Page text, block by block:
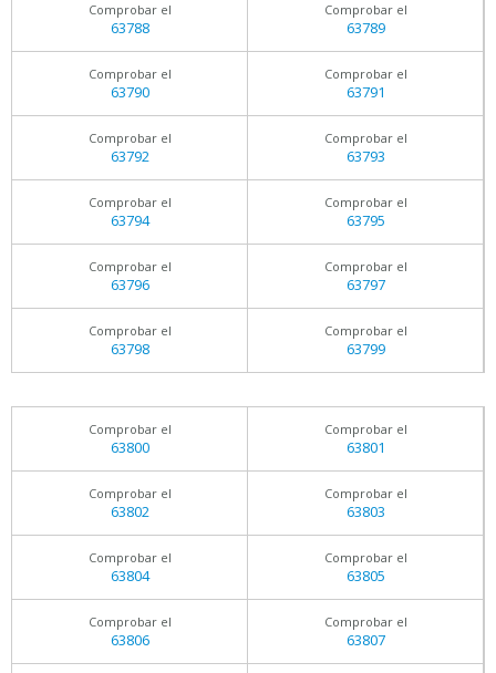
Comprobar el
63788
Comprobar el
63789
Comprobar el
63790
Comprobar el
63791
Comprobar el
63792
Comprobar el
63793
Comprobar el
63794
Comprobar el
63795
Comprobar el
63796
Comprobar el
63797
Comprobar el
63798
Comprobar el
63799
Comprobar el
63800
Comprobar el
63801
Comprobar el
63802
Comprobar el
63803
Comprobar el
63804
Comprobar el
63805
Comprobar el
63806
Comprobar el
63807